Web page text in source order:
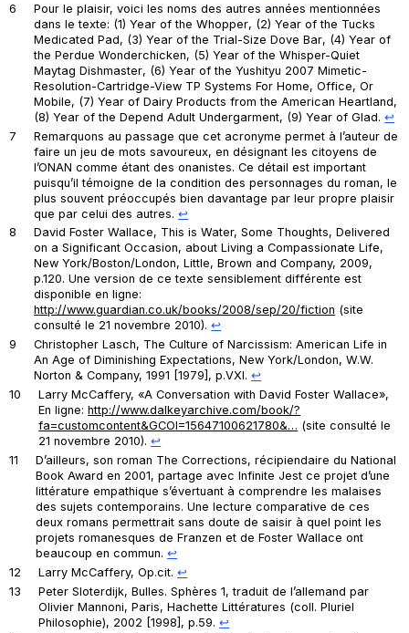
6
Pour le plaisir, voici les noms des autres années mentionnées
dans le texte: (1)Year of the Whopper, (2)Year of the Tucks
Medicated Pad, (3)Year of the Trial-Size Dove Bar, (4)Year of
the Perdue Wonderchicken, (5)Year of the Whisper-Quiet
Maytag Dishmaster, (6)Year of the Yushityu 2007 Mimetic-
Resolution-Cartridge-View TP Systems For Home, Office, Or
Mobile, (7)Year of Dairy Products from the American Heartland,
(8)Year of the Depend Adult Undergarment, (9)Year of Glad.↩︎
7
Remarquons au passage que cet acronyme permet à l’auteur de
faire un jeu de mots savoureux, en désignant les citoyens de
l’ONAN comme étant des onanistes. Ce détail est important
puisqu’il témoigne de la condition des personnages du roman, le
plus souvent préoccupés bien davantage par leur propre plaisir
que par celui des autres.↩︎
8
David Foster Wallace, This is Water, Some Thoughts, Delivered
on a Significant Occasion, about Living a Compassionate Life,
New York/Boston/London, Little, Brown and Company, 2009,
p.120. Une version de ce texte sensiblement différente est
disponible en ligne:
http://www.guardian.co.uk/books/2008/sep/20/fiction (site
consulté le 21 novembre 2010).↩︎
9
Christopher Lasch, The Culture of Narcissism: American Life in
An Age of Diminishing Expectations, New York/London, W.W.
Norton & Company, 1991 [1979], p.VXI.↩︎
10
Larry McCaffery, «A Conversation with David Foster Wallace»,
En ligne:http://www.dalkeyarchive.com/book/?
fa=customcontent&GCOI=15647100621780&… (site consulté le
21 novembre 2010).↩︎
11
D’ailleurs, son roman The Corrections, récipiendaire du National
Book Award en 2001, partage avec Infinite Jest ce projet d’une
littérature empathique s’évertuant à comprendre les malaises
des sujets contemporains. Une lecture comparative de ces
deux romans permettrait sans doute de saisir à quel point les
projets romanesques de Franzen et de Foster Wallace ont
beaucoup en commun.↩︎
12
Larry McCaffery,Op.cit.↩︎
13
Peter Sloterdijk,Bulles. Sphères 1, traduit de l’allemand par
Olivier Mannoni, Paris, Hachette Littératures (coll. Pluriel
Philosophie), 2002 [1998], p.59.↩︎